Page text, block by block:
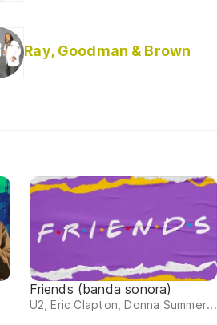
Ray, Goodman & Brown
Friends (banda sonora)
U2, Eric Clapton, Donna Summer...